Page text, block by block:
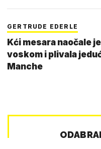
GERTRUDE EDERLE
Kći mesara naočale
voskom i plivala
Manche